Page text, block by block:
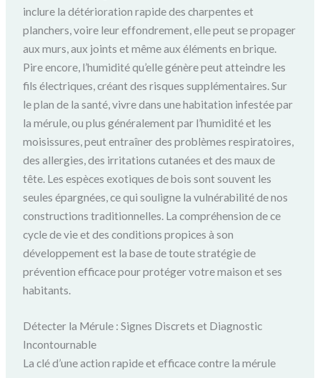
inclure la détérioration rapide des charpentes et
planchers, voire leur effondrement, elle peut se propager
aux murs, aux joints et même aux éléments en brique.
Pire encore, l’humidité qu’elle génère peut atteindre les
fils électriques, créant des risques supplémentaires. Sur
le plan de la santé, vivre dans une habitation infestée par
la mérule, ou plus généralement par l’humidité et les
moisissures, peut entraîner des problèmes respiratoires,
des allergies, des irritations cutanées et des maux de
tête. Les espèces exotiques de bois sont souvent les
seules épargnées, ce qui souligne la vulnérabilité de nos
constructions traditionnelles. La compréhension de ce
cycle de vie et des conditions propices à son
développement est la base de toute stratégie de
prévention efficace pour protéger votre maison et ses
habitants.
Détecter la Mérule : Signes Discrets et Diagnostic
Incontournable
La clé d’une action rapide et efficace contre la mérule